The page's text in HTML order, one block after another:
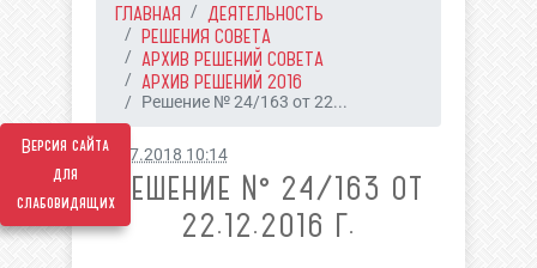
Версия сайта
для
слабовидящих
ГЛАВНАЯ
ДЕЯТЕЛЬНОСТЬ
РЕШЕНИЯ СОВЕТА
АРХИВ РЕШЕНИЙ СОВЕТА
АРХИВ РЕШЕНИЙ 2016
Решение № 24/163 от 22...
06.07.2018 10:14
РЕШЕНИЕ № 24/163 ОТ
22.12.2016 Г.